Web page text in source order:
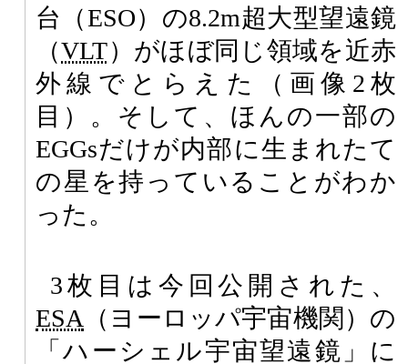
台（ESO）の8.2m超大型望遠鏡
（VLT）がほぼ同じ領域を近赤
外線でとらえた（画像2枚
目）。そして、ほんの一部の
EGGsだけが内部に生まれたて
の星を持っていることがわか
った。
3枚目は今回公開された、
ESA （ヨーロッパ宇宙機関）の
「ハーシェル宇宙望遠鏡」に